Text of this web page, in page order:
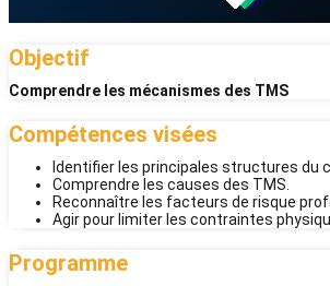
Objectif
Comprendre les mécanismes des TMS
Compétences visées
Identifier les principales structures du
Comprendre les causes des TMS.
Reconnaître les facteurs de risque
Agir pour limiter les contraintes
Programme